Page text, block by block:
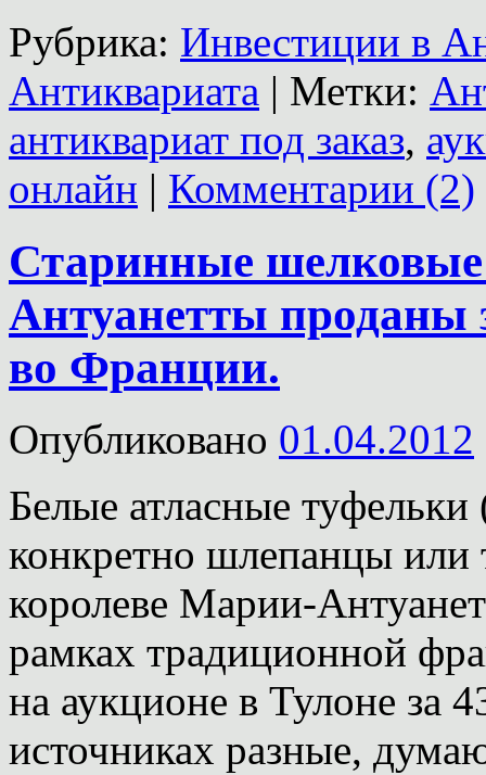
Рубрика: Инвестиции в
Антиквариата | Метки:
антиквариат под заказ,
онлайн | Комментарии (2)
Старинные
Антуанетты проданы
во Франции.
Опубликовано 01.04.2012
Белые атласные туфельки
конкретно шлепанцы
королеве Марии-
рамках традиционной
на аукционе в Тулоне за
источниках разные,